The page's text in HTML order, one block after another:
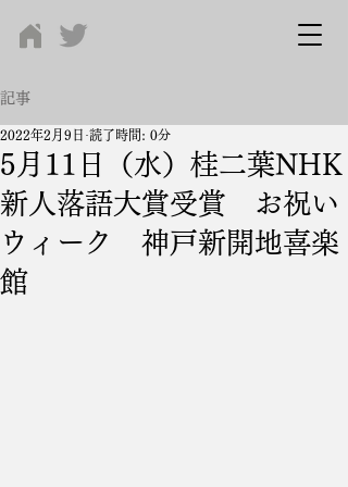
記事
5月11日（水）桂二葉NHK
新人落語大賞受賞 お祝い
ウィーク 神戸新開地喜楽
館
2022年2月9日 読了時間: 0分